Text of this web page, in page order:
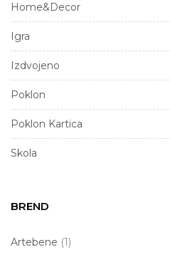
Home&Decor
Igra
Izdvojeno
Poklon
Poklon Kartica
Skola
BREND
Artebene (1)